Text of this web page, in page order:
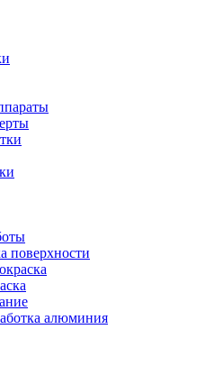
поверхности
алюминия